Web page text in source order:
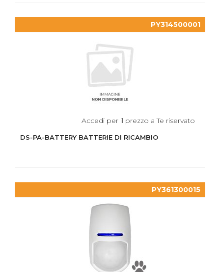
PY314500001
Accedi per il prezzo a Te riservato
DS-PA-BATTERY BATTERIE DI RICAMBIO
PY361300015